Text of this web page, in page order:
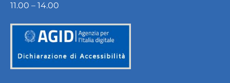
11.00 – 14.00